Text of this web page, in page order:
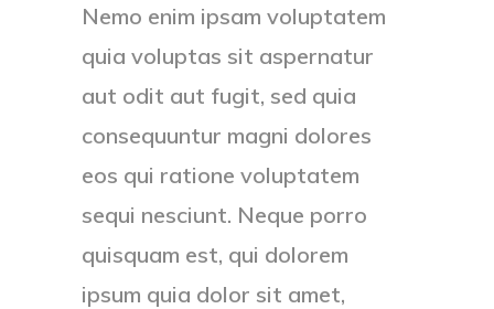
Nemo enim ipsam voluptatem
quia voluptas sit aspernatur
aut odit aut fugit, sed quia
consequuntur magni dolores
eos qui ratione voluptatem
sequi nesciunt. Neque porro
quisquam est, qui dolorem
ipsum quia dolor sit amet,